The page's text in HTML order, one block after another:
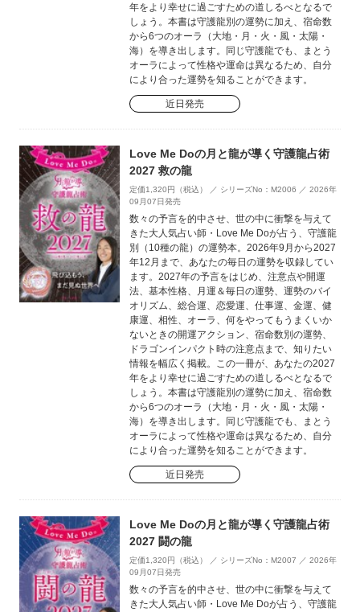
年をより幸せに過ごすための道しるべとなるで
しょう。本書は守護龍別の運勢に加え、宿命数
から6つのオーラ（大地・月・火・風・太陽・
海）を導き出します。同じ守護龍でも、まとう
オーラによって性格や運命は異なるため、自分
により合った運勢を知ることができます。
近日発売
Love Me Doの月と龍が導く守護龍占術
2027 救の龍
定価1,320円（税込） ／ シリーズNo：M2006 ／ 2026年
09月07日発売
数々の予言を的中させ、世の中に衝撃を与えて
きた大人気占い師・Love Me Doが占う、守護龍
別（10種の龍）の運勢本。2026年9月から2027
年12月まで、あなたの毎日の運勢を収録してい
ます。2027年の予言をはじめ、注意点や開運
法、基本性格、月運＆毎日の運勢、運勢のバイ
オリズム、総合運、恋愛運、仕事運、金運、健
康運、相性、オーラ、何をやってもうまくいか
ないときの開運アクション、宿命数別の運勢、
ドラゴンインパクト時の注意点まで、知りたい
情報を幅広く掲載。この一冊が、あなたの2027
年をより幸せに過ごすための道しるべとなるで
しょう。本書は守護龍別の運勢に加え、宿命数
から6つのオーラ（大地・月・火・風・太陽・
海）を導き出します。同じ守護龍でも、まとう
オーラによって性格や運命は異なるため、自分
により合った運勢を知ることができます。
近日発売
Love Me Doの月と龍が導く守護龍占術
2027 闘の龍
定価1,320円（税込） ／ シリーズNo：M2007 ／ 2026年
09月07日発売
数々の予言を的中させ、世の中に衝撃を与えて
きた大人気占い師・Love Me Doが占う、守護龍